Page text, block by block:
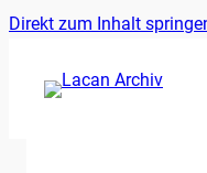
Direkt zum Inhalt